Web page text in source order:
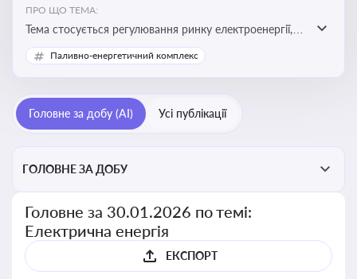
ПРО ЩО ТЕМА:
Тема стосується регулювання ринку електроенергії,
включаючи її виробництво, постачання та фінансові
стимули для відновлюваної енергетики
Паливно-енергетичний комплекс
Головне за добу (AI) Усі публікації
ГОЛОВНЕ ЗА ДОБУ
Головне за 30.01.2026 по темі:
Електрична енергія
ЕКСПОРТ